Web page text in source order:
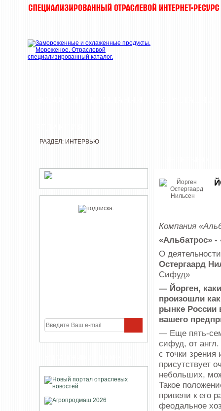
РАЗДЕЛ: ИНТЕРВЬЮ
Компания
«Альбатрос» -
О
Остергаард
Сифуд»
— Йорген,
произошли
рынке России
вашего
— Еще пять-
сифуд, от
с точки
присутствует
небольших,
Такое
привели к его
феодальное